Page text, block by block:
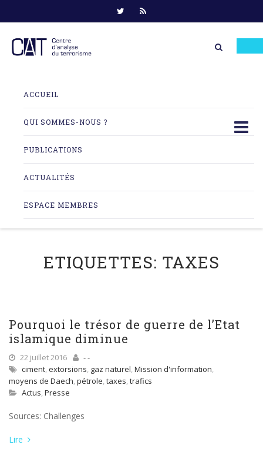
content
ACCUEIL
QUI SOMMES-NOUS ?
PUBLICATIONS
ACTUALITÉS
ESPACE MEMBRES
ETIQUETTES: TAXES
Pourquoi le trésor de guerre de l’Etat
islamique diminue
22 juillet 2016
- -
ciment, extorsions, gaz naturel, Mission d'information,
moyens de Daech, pétrole, taxes, trafics
Actus, Presse
Sources: Challenges
Lire